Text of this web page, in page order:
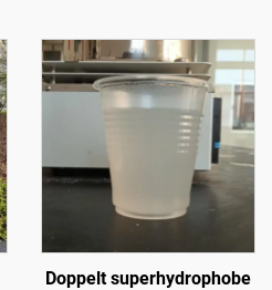
Doppelt superhydrophobe